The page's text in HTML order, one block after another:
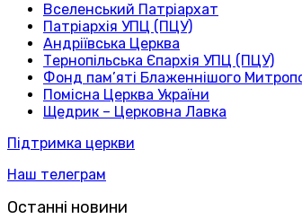
Вселенський Патріархат
Патріархія УПЦ (ПЦУ)
Андріївська Церква
Тернопільська Єпархія УПЦ (ПЦУ)
Фонд пам’яті Блаженнішого
Помісна Церква України
Щедрик – Церковна Лавка
Підтримка церкви
Наш телеграм
Останні новини